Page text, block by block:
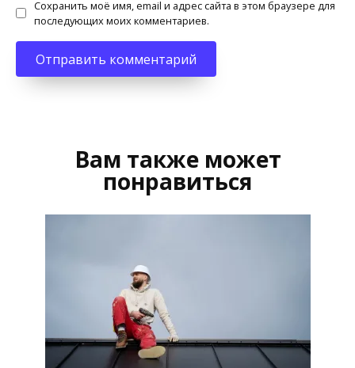
Сохранить моё имя, email и адрес сайта в этом браузере для
последующих моих комментариев.
Вам также может
понравиться